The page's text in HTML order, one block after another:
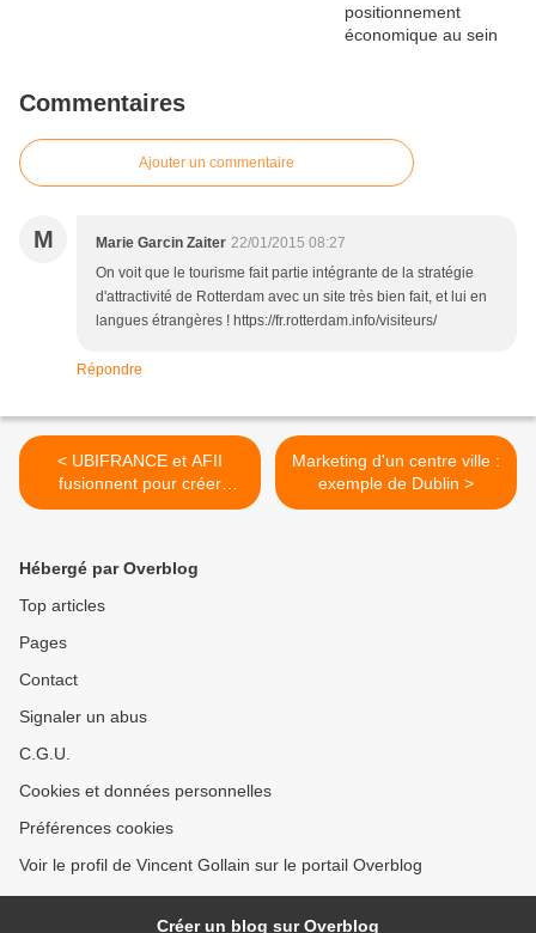
Commentaires
Ajouter un commentaire
M Marie Garcin Zaiter 22/01/2015 08:27
On voit que le tourisme fait partie intégrante de la stratégie
d'attractivité de Rotterdam avec un site très bien fait, et lui en
langues étrangères ! https://fr.rotterdam.info/visiteurs/
Répondre
< UBIFRANCE et AFII
fusionnent pour créer
Business France
Marketing d'un centre ville :
exemple de Dublin >
Hébergé par Overblog
Top articles
Pages
Contact
Signaler un abus
C.G.U.
Cookies et données personnelles
Préférences cookies
Voir le profil de Vincent Gollain sur le portail Overblog
Créer un blog sur Overblog